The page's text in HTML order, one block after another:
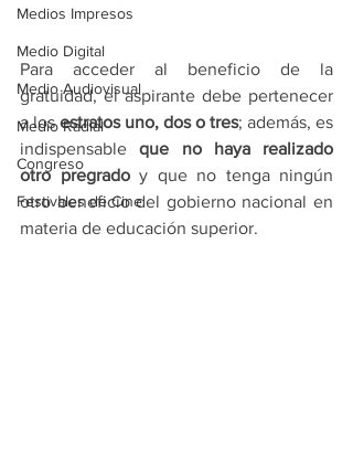
Medios Impresos
Medio Digital
Medio Audiovisual
Medio Radial
Congreso
Festivales de Cine
Para acceder al beneficio de la
gratuidad, el aspirante debe pertenecer
a los estratos uno, dos o tres; además, es
indispensable que no haya realizado
otro pregrado y que no tenga ningún
otro beneficio del gobierno nacional en
materia de educación superior.